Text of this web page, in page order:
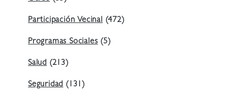
Participación Vecinal (472)
Programas Sociales (5)
Salud (213)
Seguridad (131)